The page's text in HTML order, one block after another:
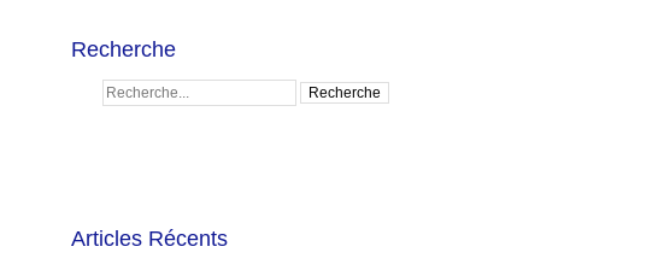
Recherche
Articles Récents